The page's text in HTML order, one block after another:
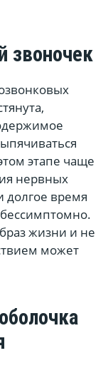
звоночек
этапе чаще
нервных
долгое время
жизни и не
может